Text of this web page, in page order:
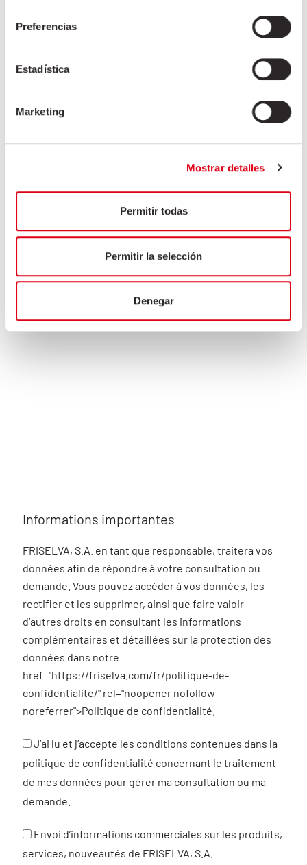
Preferencias
Estadística
Marketing
Mostrar detalles
Permitir todas
Permitir la selección
Denegar
Informations importantes
FRISELVA, S.A. en tant que responsable, traitera vos
données afin de répondre à votre consultation ou
demande. Vous pouvez accéder à vos données, les
rectifier et les supprimer, ainsi que faire valoir
d’autres droits en consultant les informations
complémentaires et détaillées sur la protection des
données dans notre
href="https://friselva.com/fr/politique-de-
confidentialite/" rel="noopener nofollow
noreferrer">Politique de confidentialité.
J’ai lu et j’accepte les conditions contenues dans la
politique de confidentialité concernant le traitement
de mes données pour gérer ma consultation ou ma
demande.
Envoi d’informations commerciales sur les produits,
services, nouveautés de FRISELVA, S.A.